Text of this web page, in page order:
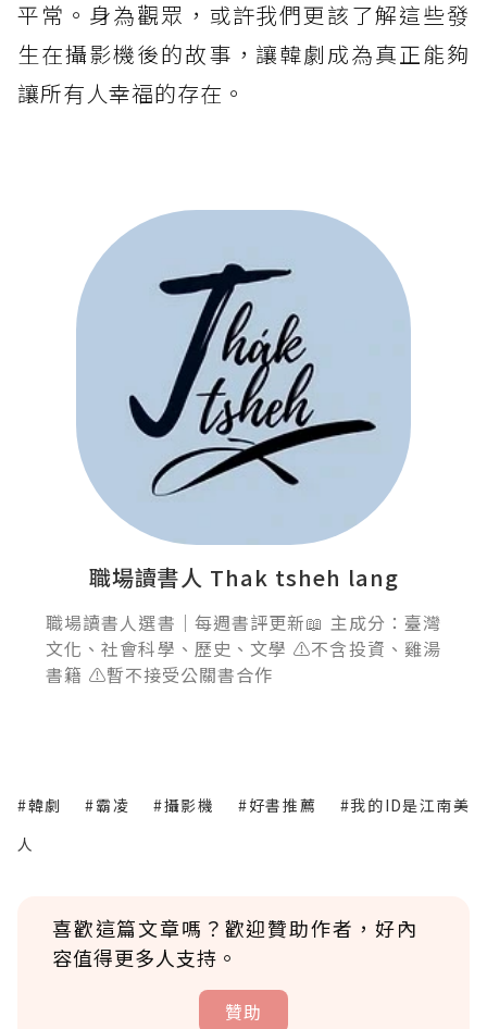
平常。身為觀眾，或許我們更該了解這些發
生在攝影機後的故事，讓韓劇成為真正能夠
讓所有人幸福的存在。
職場讀書人 Thak tsheh lang
職場讀書人選書｜每週書評更新📖 主成分：臺灣
文化、社會科學、歷史、文學 ⚠️不含投資、雞湯
書籍 ⚠️暫不接受公關書合作
#韓劇 #霸凌 #攝影機 #好書推薦
#我的ID是江南美
人
喜歡這篇文章嗎？歡迎贊助作者，好內
容值得更多人支持。
贊助